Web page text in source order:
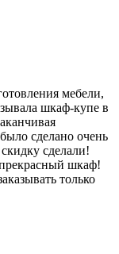
мебели,
шкаф-купе в
сделано очень
сделали!
шкаф!
только